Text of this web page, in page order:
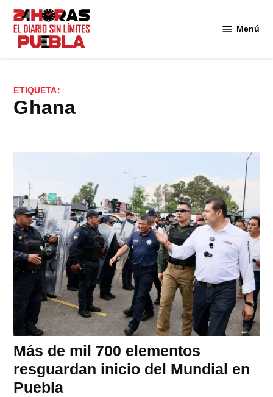
Saltar
contenido
Menú
ETIQUETA:
Ghana
Más de mil 700 elementos
resguardan inicio del Mundial en
Puebla